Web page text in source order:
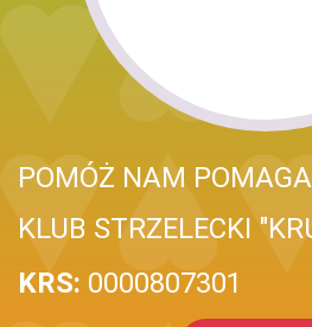
POMÓŻ NAM
KLUB STRZELECKI
KRS: 0000807301